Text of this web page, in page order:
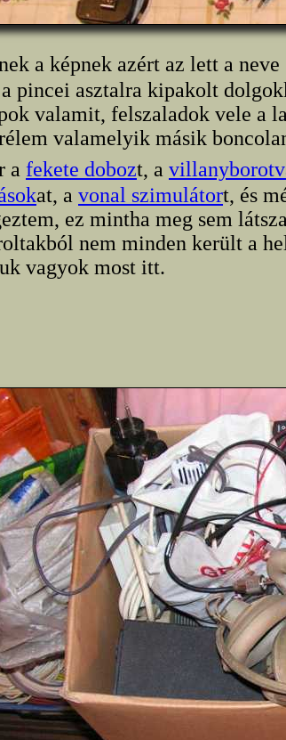
a képnek azért az lett a
pincei asztalra kipakolt
valamit, felszaladok vele a
valamelyik másik
a fekete dobozt, a
at, a vonal szimulátort, és
ez mintha meg sem
nem minden került a
vagyok most itt.